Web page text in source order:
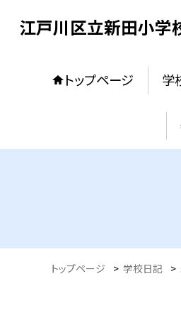
江戸川区立新田小学
トップページ 学
トップページ > 学校日記 >